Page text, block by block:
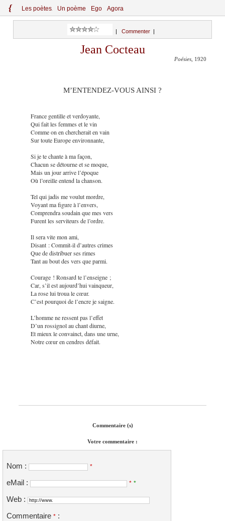
{ Les poètes Un poème Ego Agora
Commenter
Jean Cocteau
Poésies , 1920
M’ENTENDEZ-VOUS AINSI ?
France gentille et verdoyante,
Qui fait les femmes et le vin
Comme on en chercherait en vain
Sur toute Europe environnante,
Si je te chante à ma façon,
Chacun se détourne et se moque,
Mais un jour arrive l’époque
Où l’oreille entend la chanson.
Tel qui jadis me voulut mordre,
Voyant ma figure à l’envers,
Comprendra soudain que mes vers
Furent les serviteurs de l’ordre.
Il sera vite mon ami,
Disant : Commit-il d’autres crimes
Que de distribuer ses rimes
Tant au bout des vers que parmi.
Courage ! Ronsard te l’enseigne ;
Car, s’il est aujourd’hui vainqueur,
La rose lui troua le cœur.
C’est pourquoi de l’encre je saigne.
L’homme ne ressent pas l’effet
D’un rossignol au chant diurne,
Et mieux le convainct, dans une urne,
Notre cœur en cendres défait.
Commentaire (s)
Votre commentaire :
Nom : *
eMail : * *
Web :
Commentaire * :